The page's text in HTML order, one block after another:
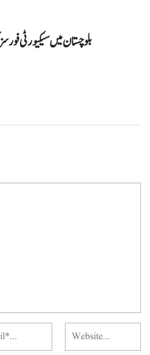
بلوچستان میں سیکیورٹی فورسز کی